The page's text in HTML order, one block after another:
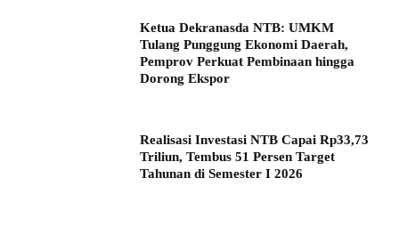
Ketua Dekranasda NTB: UMKM
Tulang Punggung Ekonomi Daerah,
Pemprov Perkuat Pembinaan hingga
Dorong Ekspor
Realisasi Investasi NTB Capai Rp33,73
Triliun, Tembus 51 Persen Target
Tahunan di Semester I 2026